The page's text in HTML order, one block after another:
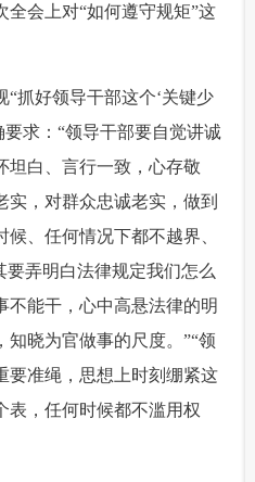
全会上对“如何遵守规矩”这
好领导干部这个‘关键少
求：“领导干部要自觉讲诚
坦白、言行一致，心存敬
实，对群众忠诚老实，做到
、任何情况下都不越界、
要弄明白法律规定我们怎么
不能干，心中高悬法律的明
晓为官做事的尺度。”“领
要准绳，思想上时刻绷紧这
表，任何时候都不滥用权